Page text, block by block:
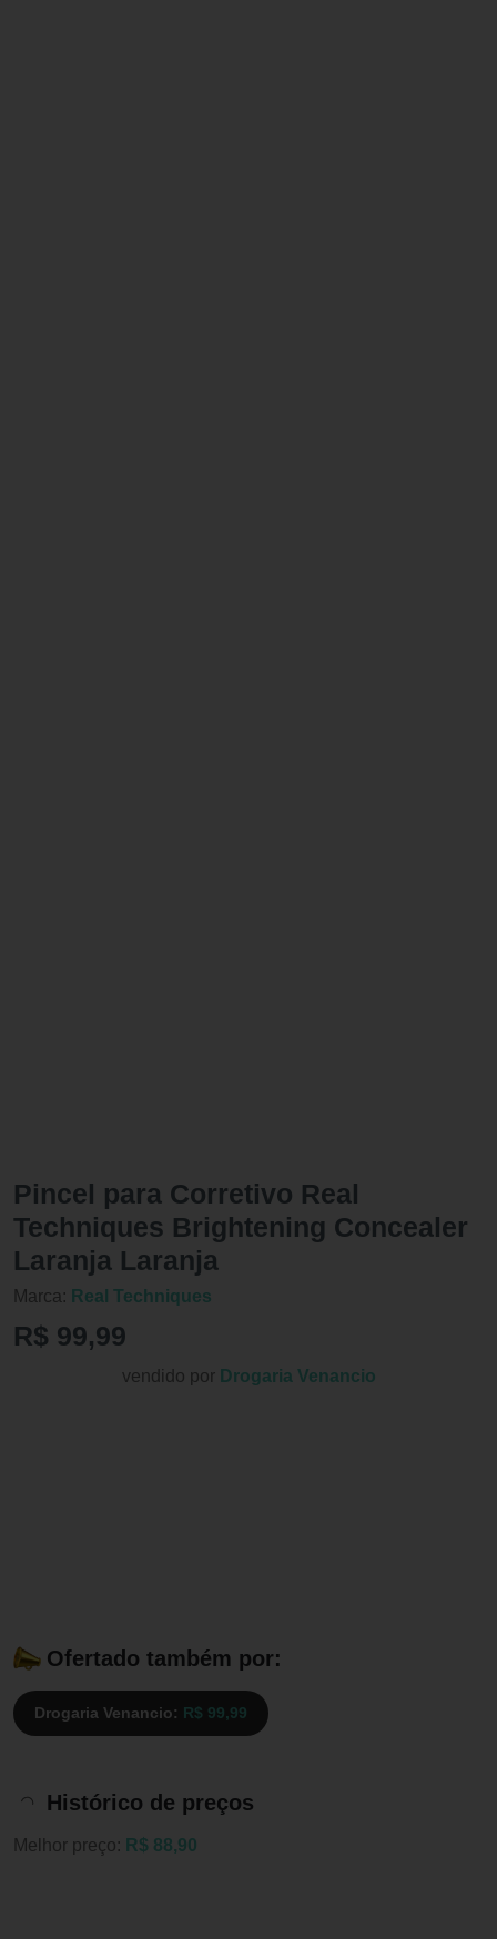
Pincel para Corretivo Real
Techniques Brightening Concealer
Laranja Laranja
Marca: Real Techniques
R$ 99,99
vendido por Drogaria Venancio
Ofertado também por:
Drogaria Venancio: R$ 99,99
Histórico de preços
Melhor preço: R$ 88,90